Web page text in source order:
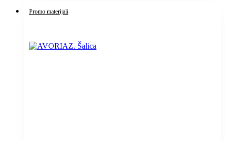
Promo materijali